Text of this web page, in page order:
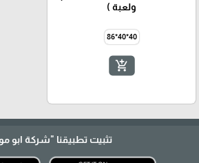
ولعبة )
40*40*86
add_shopping_cart
تثبيت تطبيقنا "شركة ابو